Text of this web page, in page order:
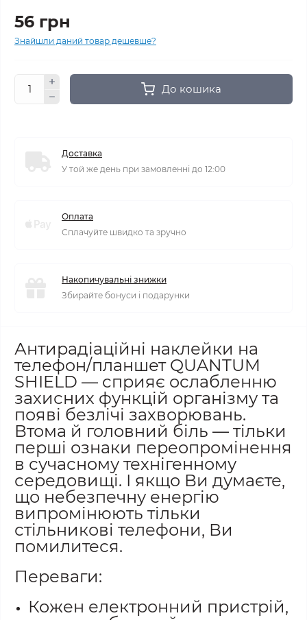
56 грн
Знайшли даний товар дешевше?
До кошика
Доставка
У той же день при замовленні до 12:00
Оплата
Сплачуйте швидко та зручно
Накопичувальні знижки
Збирайте бонуси і подарунки
Антирадіаційні наклейки на
телефон/планшет QUANTUM
SHIELD — сприяє ослабленню
захисних функцій організму та
появі безлічі захворювань.
Втома й головний біль — тільки
перші ознаки переопромінення
в сучасному технігенному
середовищі. І якщо Ви думаєте,
що небезпечну енергію
випромінюють тільки
стільникові телефони, Ви
помилитеся.
Переваги:
Кожен електронний пристрій,